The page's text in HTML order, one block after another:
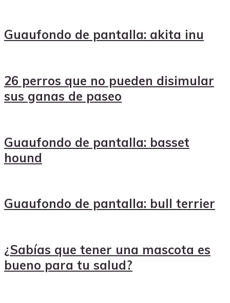
Guaufondo de pantalla: akita inu
26 perros que no pueden disimular
sus ganas de paseo
Guaufondo de pantalla: basset
hound
Guaufondo de pantalla: bull terrier
¿Sabías que tener una mascota es
bueno para tu salud?